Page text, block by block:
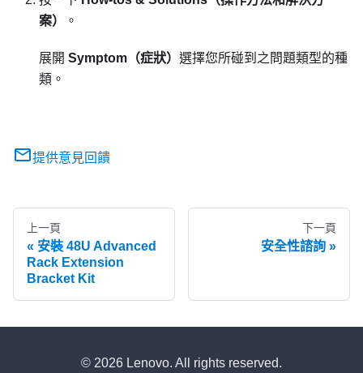
案）
。
展開 Symptom（症狀） 選擇您所碰到之問題類型的種
類。
提供意見回饋
上一頁
安裝 48U Advanced
Rack Extension
Bracket Kit
下一頁
安全性諮詢
© 2026 Lenovo. All rights reserved.